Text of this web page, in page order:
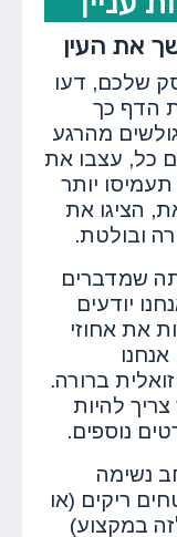
את העין
שלכם, דעו
הדף כך
מהרגע
כל, עצבו את
יותר
הציגו את
ובולטת.
שמדברים
יודעים
את אחוזי
ברורה.
להיות
נוספים.
נשימה
ריקים (או
במקצוע)